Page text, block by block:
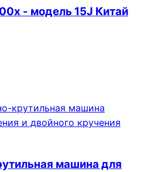
- модель 15J Китай
машина для